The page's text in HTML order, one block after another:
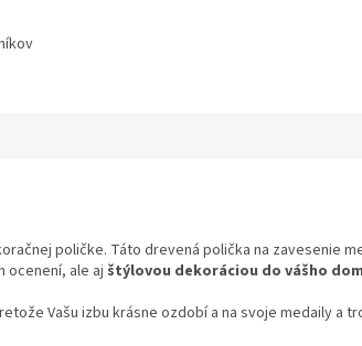
poličke. Táto drevená polička na zavesenie
ocenení, ale aj štýlovou dekoráciou do vášho
Vašu izbu krásne ozdobí a na svoje medaily a